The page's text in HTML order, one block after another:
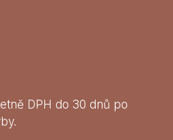
DPH do 30 dnů po